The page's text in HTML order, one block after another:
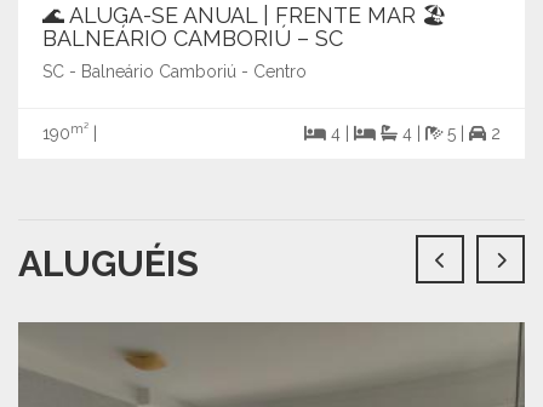
🌊 ALUGA-SE ANUAL | FRENTE MAR 🏖️
BALNEÁRIO CAMBORIÚ – SC
SC - Balneário Camboriú - Centro
190m² 4 | 4 | 5 | 2
ALUGUÉIS